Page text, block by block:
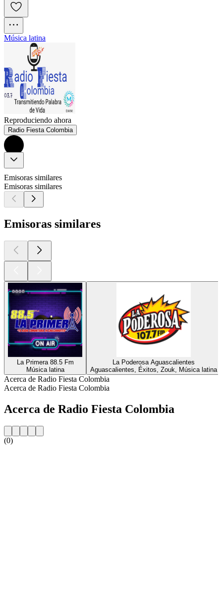
Música latina
Reproduciendo ahora
Radio Fiesta Colombia
Emisoras similares
Emisoras similares
Emisoras similares
La Primera 88.5 Fm
Música latina
La Poderosa Aguascalientes
Aguascalientes, Éxitos, Zouk, Música latina
Acerca de Radio Fiesta Colombia
Acerca de Radio Fiesta Colombia
Acerca de Radio Fiesta Colombia
(0)